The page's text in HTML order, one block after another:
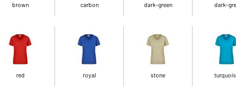
brown carbon dark-green dark-
red royal stone